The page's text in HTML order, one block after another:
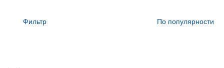
Фильтр По популярности